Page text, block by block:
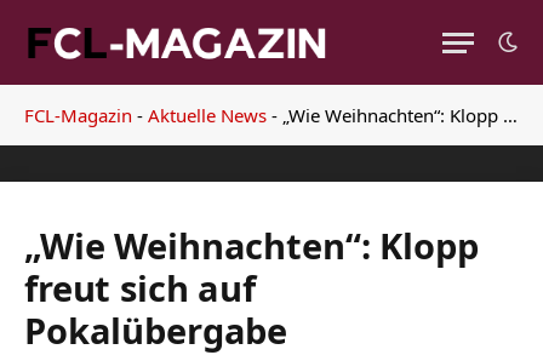
FCL-Magazin - Aktuelle News - „Wie Weihnachten“: Klopp freut sich auf Pokalübergabe
„Wie Weihnachten“: Klopp
freut sich auf
Pokalübergabe